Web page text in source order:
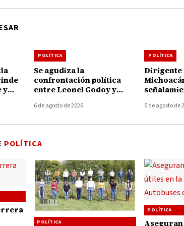
y
y
POLÍTICA
Se agudiza la
confrontación política
entre Leonel Godoy y
acusaciones y anuncian
6 de agosto de 2026
POLÍTICA
Dirigente
pide no
5 de agosto de
POLÍTICA
POLÍTICA
POLÍTICA